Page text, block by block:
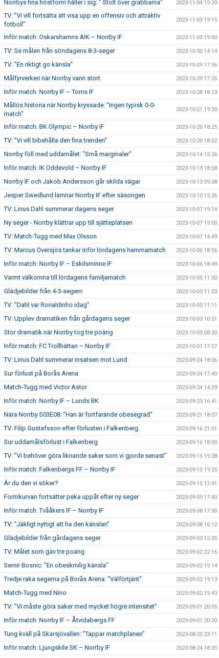
Norrbys fina höstform håller i sig: " Stolt över grabbarna" 2023-11-04 19:20
TV: ”Vi vill fortsätta att visa upp en offensiv och attraktiv
fotboll”
2023-11-03 19:15
Inför match: Oskarshamns AIK – Norrby IF 2023-11-03 19:00
TV: Se målen från söndagens 8-3-seger 2023-10-30 14:14
TV: "En riktigt go känsla" 2023-10-29 17:56
Målfyrverkeri när Norrby vann stort 2023-10-29 17:26
Inför match: Norrby IF – Torns IF 2023-10-28 18:23
Mållös historia när Norrby kryssade: "Ingen typisk 0-0-
match"
2023-10-21 19:20
Inför match: BK Olympic – Norrby IF 2023-10-20 18:25
TV: "Vi vill bibehålla den fina trenden" 2023-10-20 18:02
Norrby föll med uddamålet: "Små marginaler" 2023-10-14 15:26
Inför match: IK Oddevold – Norrby IF 2023-10-13 18:58
Norrby IF och Jakob Andersson går skilda vägar 2023-10-13 09:08
Jesper Swedlund lämnar Norrby IF efter säsongen 2023-10-10 15:26
TV: Linus Dahl summerar dagens seger 2023-10-07 19:14
Ny seger - Norrby klättrar upp till sjätteplatsen 2023-10-07 19:00
TV: Match-Tugg med Max Olsson 2023-10-07 14:49
TV: Marcus Översjös tankar inför lördagens hemmamatch 2023-10-06 18:56
Inför match: Norrby IF – Eskilsminne IF 2023-10-06 18:49
Varmt välkomna till lördagens familjematch 2023-10-05 11:00
Glädjebilder från 4-3-segern 2023-10-03 11:53
TV: "Dahl var Ronaldinho idag" 2023-10-03 11:11
TV: Upplev dramatiken från gårdagens seger 2023-10-03 10:51
Stor dramatik när Norrby tog tre poäng 2023-10-03 08:30
Inför match: FC Trollhättan – Norrby IF 2023-10-01 17:57
TV: Linus Dahl summerar insatsen mot Lund 2023-09-24 18:06
Sur förlust på Borås Arena 2023-09-24 17:40
Match-Tugg med Victor Astor 2023-09-24 14:29
Inför match: Norrby IF – Lunds BK 2023-09-23 16:41
Nära Norrby S03E08: "Han är fortfarande obesegrad" 2023-09-21 18:07
TV: Filip Gustafsson efter förlusten i Falkenberg 2023-09-16 21:01
Sur uddamålsförlust i Falkenberg 2023-09-16 18:00
TV: ”Vi behöver göra liknande saker som vi gjorde senast” 2023-09-15 19:28
Inför match: Falkenbergs FF – Norrby IF 2023-09-15 19:25
Är du den vi söker? 2023-09-15 12:41
Formkurvan fortsätter peka uppåt efter ny seger 2023-09-09 17:40
Inför match: Tvååkers IF – Norrby IF 2023-09-08 17:30
TV: "Jäkligt nyttigt att ha den känslan" 2023-09-08 16:12
Glädjebilder från gårdagens seger 2023-09-03 12:35
TV: Målet som gav tre poäng 2023-09-02 22:16
Semir Bosnic: "En obeskrivlig känsla" 2023-09-02 19:14
Tredje raka segerna på Borås Arena: "Välförtjänt" 2023-09-02 19:13
Match-Tugg med Nino 2023-09-02 15:43
TV: "Vi måste göra saker med mycket högre intensitet" 2023-09-01 20:05
Inför match: Norrby IF – Åtvidabergs FF 2023-09-01 20:00
Tung kväll på Skarsjövallen: "Tappar matchplanen" 2023-08-25 23:11
Inför match: Ljungskile SK – Norrby IF 2023-08-24 18:35